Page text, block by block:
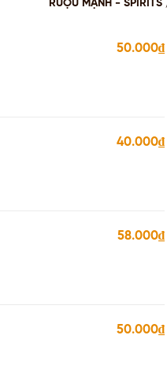
RƯỢU MẠNH -
50.000₫
40.000₫
58.000₫
50.000₫